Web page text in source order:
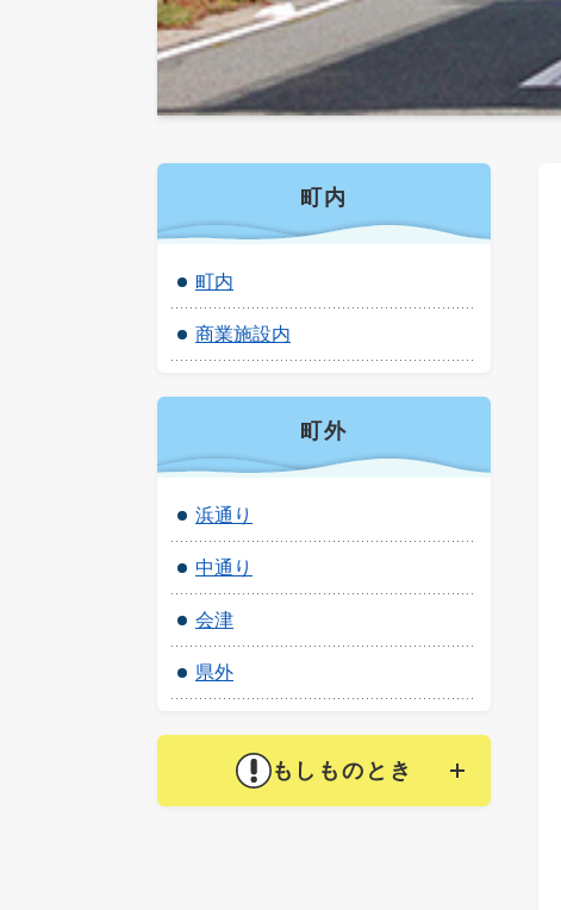
町内
町内
商業施設内
町外
浜通り
中通り
会津
県外
もしものとき